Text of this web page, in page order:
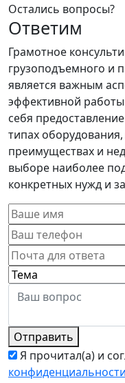
Остались вопросы?
Ответим
Грамотное
грузоподъемного и
является важным
эффективной
себя
типах
преимуществах и
выборе наиболее
конкретных нужд и
Отправить
Я прочитал(а) и
конфиденциальности